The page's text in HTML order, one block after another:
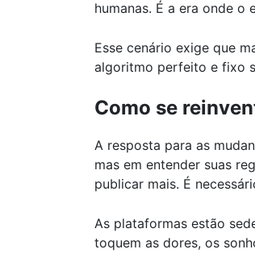
humanas. É a era onde
Esse cenário exige que
algoritmo perfeito e fixo
Como se
A resposta para as
mas em entender suas
publicar mais. É
As plataformas estão
toquem as dores, os